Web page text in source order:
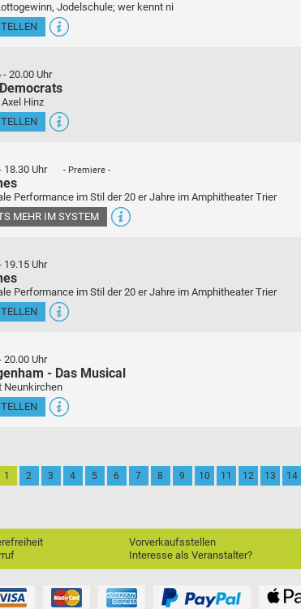
Jodelschule; wer kennt ni
- 20.00 Uhr
Hinz
18.30 Uhr - Premiere -
Performance im Stil der 20 er Jahre im Amphitheater Trier
MEHR IM SYSTEM
19.15 Uhr
Performance im Stil der 20 er Jahre im Amphitheater Trier
20.00 Uhr
- Das Musical
Neunkirchen
1 2 3 4 5 6 7 8 9 10 11 12 13 14
Vorverkaufsstellen
Interesse als Veranstalter?